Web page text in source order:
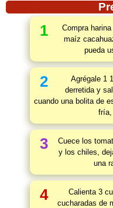
1
Compra
maíz
pueda
2
Agrégale 1
derretida y
cuando una bolita de
fría,
3
Cuece los
y los chiles,
una
4
Calienta 3
cucharadas de